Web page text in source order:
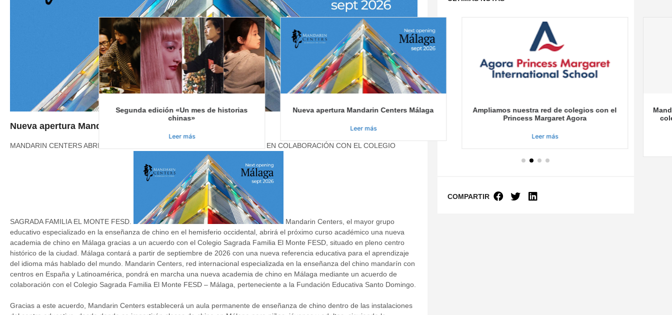
Nueva apertura Mandarin Centers Málaga
MANDARIN CENTERS ABRIRÁ UNA NUEVA ACADEMIA DE CHINO EN MÁLAGA EN COLABORACIÓN CON EL COLEGIO
SAGRADA FAMILIA EL MONTE FESD.
Mandarin Centers, el mayor grupo
educativo especializado en la enseñanza de chino en el hemisferio occidental, abrirá el próximo curso académico una nueva
academia de chino en Málaga gracias a un acuerdo con el Colegio Sagrada Familia El Monte FESD, situado en pleno centro
histórico de la ciudad. Málaga contará a partir de septiembre de 2026 con una nueva referencia educativa para el aprendizaje
del idioma más hablado del mundo. Mandarin Centers, red internacional especializada en la enseñanza del chino mandarín con
centros en España y Latinoamérica, pondrá en marcha una nueva academia de chino en Málaga mediante un acuerdo de
colaboración con el Colegio Sagrada Familia El Monte FESD – Málaga, perteneciente a la Fundación Educativa Santo Domingo.
Gracias a este acuerdo, Mandarin Centers establecerá un aula permanente de enseñanza de chino dentro de las instalaciones
Segunda edición «Un mes de historias
chinas»
Leer más
Nueva apertura Mandarin Centers Málaga
Leer más
Ampliamos nuestra red de colegios con el
Princess Margaret Agora
Leer más
COMPARTIR